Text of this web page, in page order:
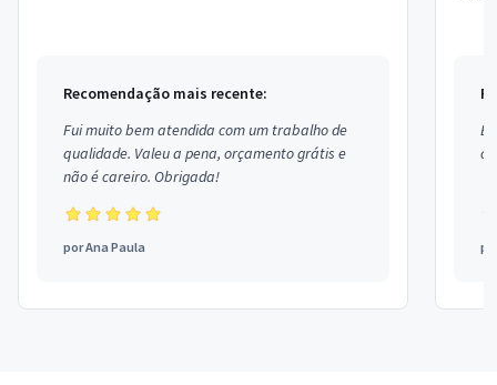
Recomendação mais recente:
Fui muito bem atendida com um trabalho de
qualidade. Valeu a pena, orçamento grátis e
não é careiro. Obrigada!
porAna Paula